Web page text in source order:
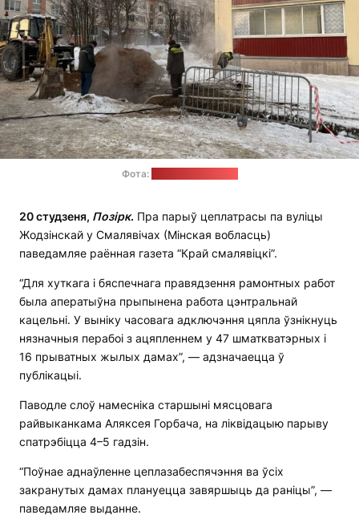
Фота:
20 студзеня, Позірк. Пра парыў цеплатрасы па вуліцы
Жодзінскай у Смалявічах (Мінская вобласць)
паведамляе раённая газета “Край смалявіцкі”.
“Для хуткага і бяспечнага правядзення рамонтных работ
была аператыўна прыпынена работа цэнтральнай
кацельні. У выніку часовага адключэння цяпла ўзнікнуць
нязначныя перабоі з ацяпленнем у 47 шматкватэрных і
16 прыватных жылых дамах”, — адзначаецца ў
публікацыі.
Паводле слоў намесніка старшыні мясцовага
райвыканкама Аляксея Горбача, на ліквідацыю парыву
спатрэбіцца 4–5 гадзін.
“Поўнае аднаўленне цеплазабеспячэння ва ўсіх
закранутых дамах плануецца завяршыць да раніцы”, —
паведамляе выданне.